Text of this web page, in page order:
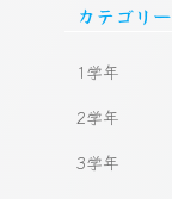
カテゴリー
1学年
2学年
3学年